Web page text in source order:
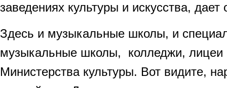
заведениях культуры и искусства, дает
Здесь и музыкальные школы, и
музыкальные школы, колледжи,
Министерства культуры. Вот видите,